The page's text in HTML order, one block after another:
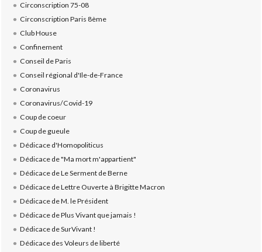
Circonscription 75-08
Circonscription Paris 8ème
Club House
Confinement
Conseil de Paris
Conseil régional d'Ile-de-France
Coronavirus
Coronavirus/Covid-19
Coup de coeur
Coup de gueule
Dédicace d'Homopoliticus
Dédicace de "Ma mort m'appartient"
Dédicace de Le Serment de Berne
Dédicace de Lettre Ouverte à Brigitte Macron
Dédicace de M. le Président
Dédicace de Plus Vivant que jamais !
Dédicace de SurVivant !
Dédicace des Voleurs de liberté